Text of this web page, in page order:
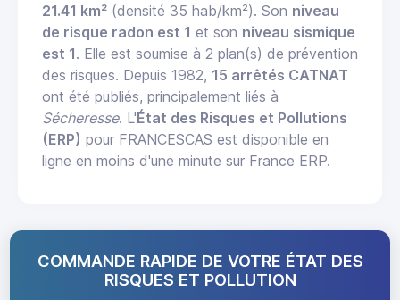
21.41 km² (densité 35 hab/km²). Son niveau
de risque radon est 1 et son niveau sismique
est 1. Elle est soumise à 2 plan(s) de prévention
des risques. Depuis 1982, 15 arrêtés CATNAT
ont été publiés, principalement liés à
Sécheresse. L'État des Risques et Pollutions
(ERP) pour FRANCESCAS est disponible en
ligne en moins d'une minute sur France ERP.
COMMANDE RAPIDE DE VOTRE ÉTAT DES
RISQUES ET POLLUTION